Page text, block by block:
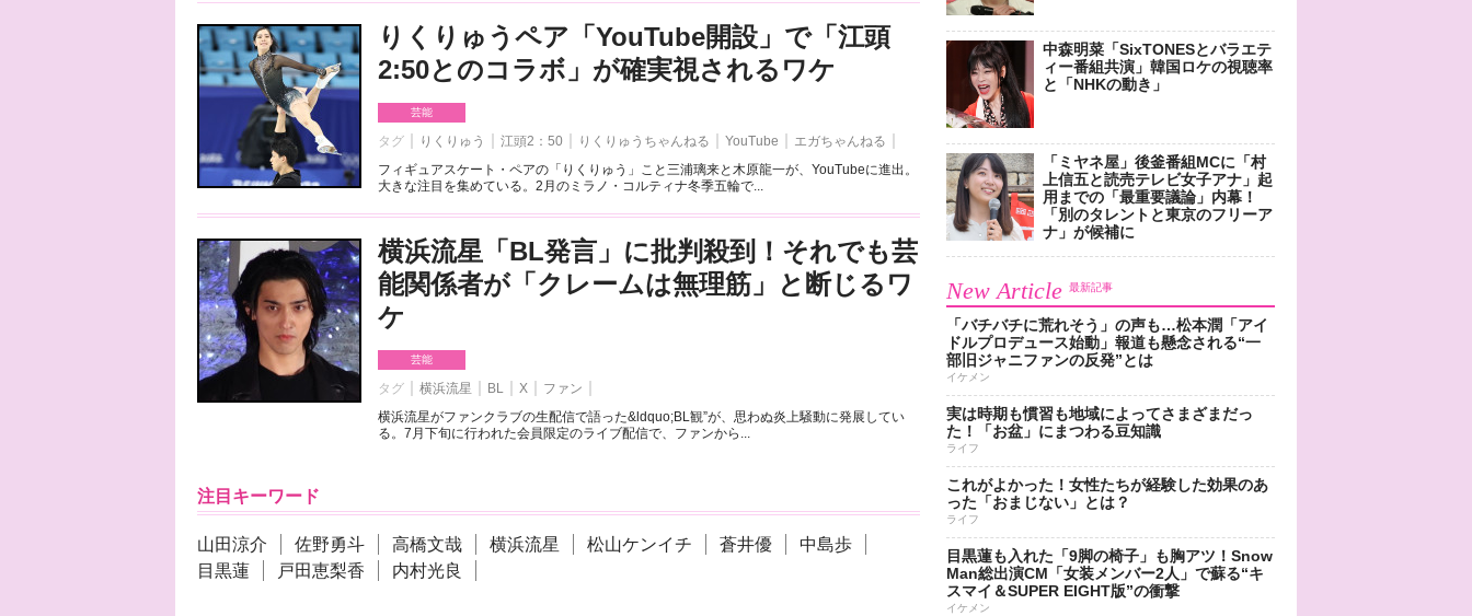
りくりゅうペア「YouTube開設」で「江頭
2:50とのコラボ」が確実視されるワケ
芸能
タグ りくりゅう 江頭2：50 りくりゅうちゃんねる YouTube
エガちゃんねる
フィギュアスケート・ペアの「りくりゅう」こと三浦璃来と木原龍一が、YouTubeに進出。
大きな注目を集めている。2月のミラノ・コルティナ冬季五輪で...
横浜流星「BL発言」に批判殺到！それでも芸
能関係者が「クレームは無理筋」と断じるワ
ケ
芸能
タグ 横浜流星 BL X
ファン
横浜流星がファンクラブの生配信で語った&ldquo;BL観”が、思わぬ炎上騒動に発展してい
る。7月下旬に行われた会員限定のライブ配信で、ファンから...
注目キーワード
山田涼介 佐野勇斗 高橋文哉 横浜流星 松山ケンイチ 蒼井優
中島歩
目黒蓮
戸田恵梨香 内村光良
中森明菜「SixTONESとバラエテ
ィー番組共演」韓国ロケの視聴率
と「NHKの動き」
「ミヤネ屋」後釜番組MCに「村
上信五と読売テレビ女子アナ」起
用までの「最重要議論」内幕！
「別のタレントと東京のフリーア
ナ」が候補に
New Article 最新記事
「バチバチに荒れそう」の声も…松本潤「アイ
ドルプロデュース始動」報道も懸念される“一
部旧ジャニファンの反発”とは
イケメン
実は時期も慣習も地域によってさまざまだっ
た！「お盆」にまつわる豆知識
ライフ
これがよかった！女性たちが経験した効果のあ
った「おまじない」とは？
ライフ
目黒蓮も入れた「9脚の椅子」も胸アツ！Snow
Man総出演CM「女装メンバー2人」で蘇る“キ
スマイ＆SUPER EIGHT版”の衝撃
イケメン